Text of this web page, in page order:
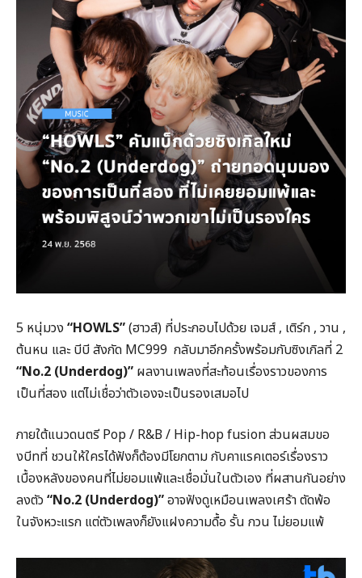
5 หนุ่มวง “HOWLS”(ฮาวส์) ที่ประกอบไปด้วย เจมส์ , เติร์ก , วาน ,
ต้นหน และ บีบี สังกัด MC999 กลับมาอีกครั้งพร้อมกับซิงเกิลที่ 2
“No.2 (Underdog)” ผลงานเพลงที่สะท้อนเรื่องราวของการ
เป็นที่สอง แต่ไม่เชื่อว่าตัวเองจะเป็นรองเสมอไป
ภายใต้แนวดนตรี Pop / R&B / Hip-hop fusion ส่วนผสมขอ
งบีทที่ ชวนให้ใครได้ฟังก็ต้องมีโยกตาม กับคาแรคเตอร์เรื่องราว
เบื้องหลังของคนที่ไม่ยอมแพ้และเชื่อมั่นในตัวเอง ที่ผสานกันอย่าง
ลงตัว “No.2 (Underdog)”อาจฟังดูเหมือนเพลงเศร้า ตัดพ้อ
ในจังหวะแรก แต่ตัวเพลงก็ยังแฝงความดื้อ รั้น กวน ไม่ยอมแพ้